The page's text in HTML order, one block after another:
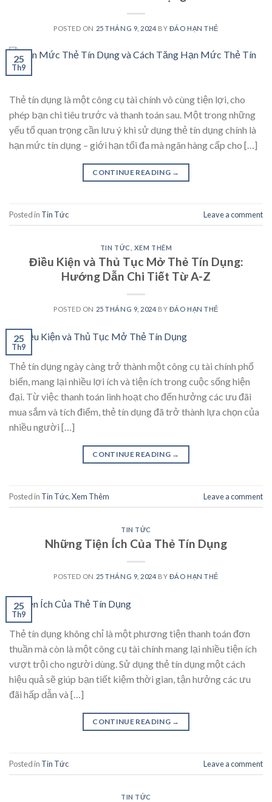
POSTED ON 25 THÁNG 9, 2024 BY ĐÁO HẠN THẺ
25
Th9
Thẻ tín dụng là một công cụ tài chính vô cùng tiện lợi, cho
phép bạn chi tiêu trước và thanh toán sau. Một trong những
yếu tố quan trọng cần lưu ý khi sử dụng thẻ tín dụng chính là
hạn mức tín dụng – giới hạn tối đa mà ngân hàng cấp cho […]
CONTINUE READING →
Posted in Tin Tức Leave a comment
TIN TỨC XEM THÊM
Điều Kiện và Thủ Tục Mở Thẻ Tín Dụng:
Hướng Dẫn Chi Tiết Từ A-Z
POSTED ON 25 THÁNG 9, 2024 BY ĐÁO HẠN THẺ
25
Th9
Thẻ tín dụng ngày càng trở thành một công cụ tài chính phổ
biến, mang lại nhiều lợi ích và tiện ích trong cuộc sống hiện
đại. Từ việc thanh toán linh hoạt cho đến hưởng các ưu đãi
mua sắm và tích điểm, thẻ tín dụng đã trở thành lựa chọn của
nhiều người […]
CONTINUE READING →
Posted in Tin Tức,Xem Thêm Leave a comment
TIN TỨC
Những Tiện Ích Của Thẻ Tín Dụng
POSTED ON 25 THÁNG 9, 2024 BY ĐÁO HẠN THẺ
25
Th9
Thẻ tín dụng không chỉ là một phương tiện thanh toán đơn
thuần mà còn là một công cụ tài chính mang lại nhiều tiện ích
vượt trội cho người dùng. Sử dụng thẻ tín dụng một cách
hiệu quả sẽ giúp bạn tiết kiệm thời gian, tận hưởng các ưu
đãi hấp dẫn và […]
CONTINUE READING →
Posted in Tin Tức Leave a comment
TIN TỨC